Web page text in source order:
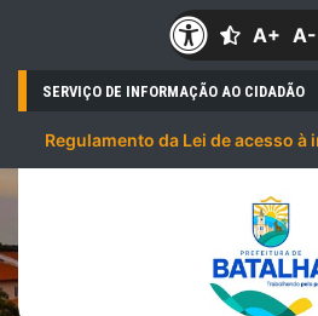
A+ A-
SERVIÇO DE INFORMAÇÃO AO CIDADÃO
Regulamento da Lei de acesso à